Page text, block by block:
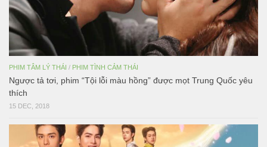
PHIM TÂM LÝ THÁI / PHIM TÌNH CẢM THÁI
Ngược tả tơi, phim “Tội lỗi màu hồng” được mọt Trung Quốc yêu
thích
15 DEC, 2018